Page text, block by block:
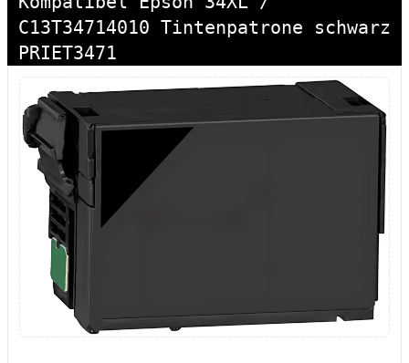
C13T34714010 Tintenpatrone schwarz
PRIET3471